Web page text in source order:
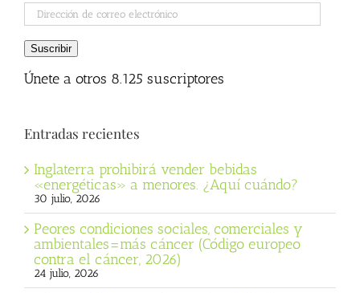
Dirección
de
correo
electrónico
Suscribir
Únete a otros 8.125 suscriptores
Entradas recientes
Inglaterra prohibirá vender bebidas
«energéticas» a menores. ¿Aquí cuándo?
30 julio, 2026
Peores condiciones sociales, comerciales y
ambientales=más cáncer (Código europeo
contra el cáncer, 2026)
24 julio, 2026